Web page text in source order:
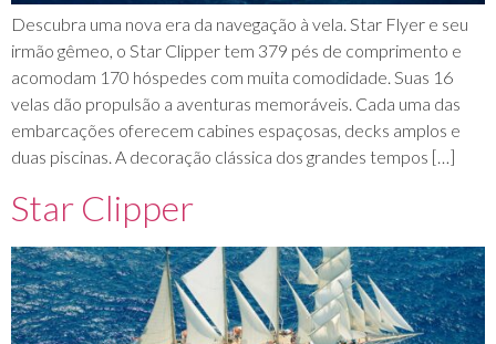
Descubra uma nova era da navegação à vela. Star Flyer e seu
irmão gêmeo, o Star Clipper tem 379 pés de comprimento e
acomodam 170 hóspedes com muita comodidade. Suas 16
velas dão propulsão a aventuras memoráveis. Cada uma das
embarcações oferecem cabines espaçosas, decks amplos e
duas piscinas. A decoração clássica dos grandes tempos […]
Star Clipper